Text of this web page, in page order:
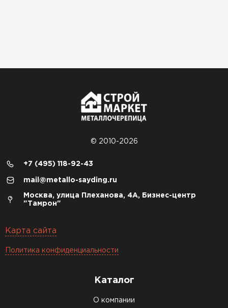
© 2010-2026
+7 (495) 118-92-43
mail@metallo-sayding.ru
Москва, улица Плеханова, 4А, Бизнес-центр
"Тамрон"
Карта сайта
Политика конфиденциальности
Каталог
О компании